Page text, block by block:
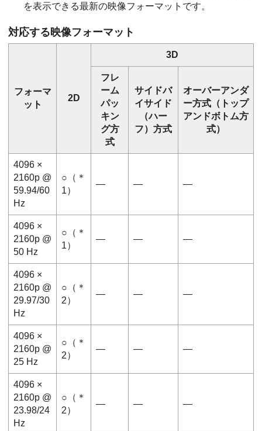
を表示できる最新の映像フォーマットです。
対応する映像フォーマット
フォーマ
ット
2D
3D
フレ
ーム
パッ
キン
グ方
式
サイドバ
イサイド
（ハー
フ）方式
オーバーアンダ
ー方式（トップ
アンドボトム方
式）
4096 ×
2160p @
59.94/60
Hz
○（＊
1）
― ― ―
4096 ×
2160p @
50 Hz
○（＊
1）
― ― ―
4096 ×
2160p @
29.97/30
Hz
○（＊
2）
― ― ―
4096 ×
2160p @
25 Hz
○（＊
2）
― ― ―
4096 ×
2160p @
23.98/24
Hz
○（＊
2）
― ― ―